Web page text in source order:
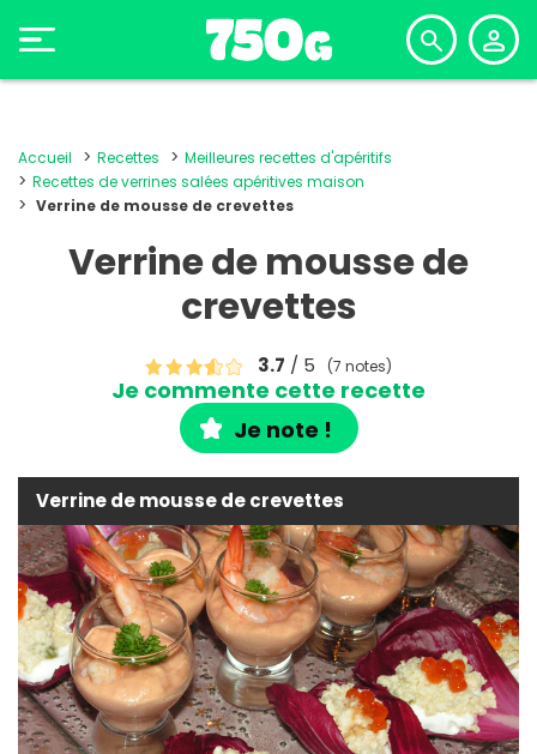
Accueil Recettes
Meilleures recettes d'apéritifs
Recettes de verrines salées apéritives maison
Verrine de mousse de crevettes
Verrine de mousse de
crevettes
3.7 / 5 (7 notes)
Je commente cette recette
Je note !
Verrine de mousse de crevettes